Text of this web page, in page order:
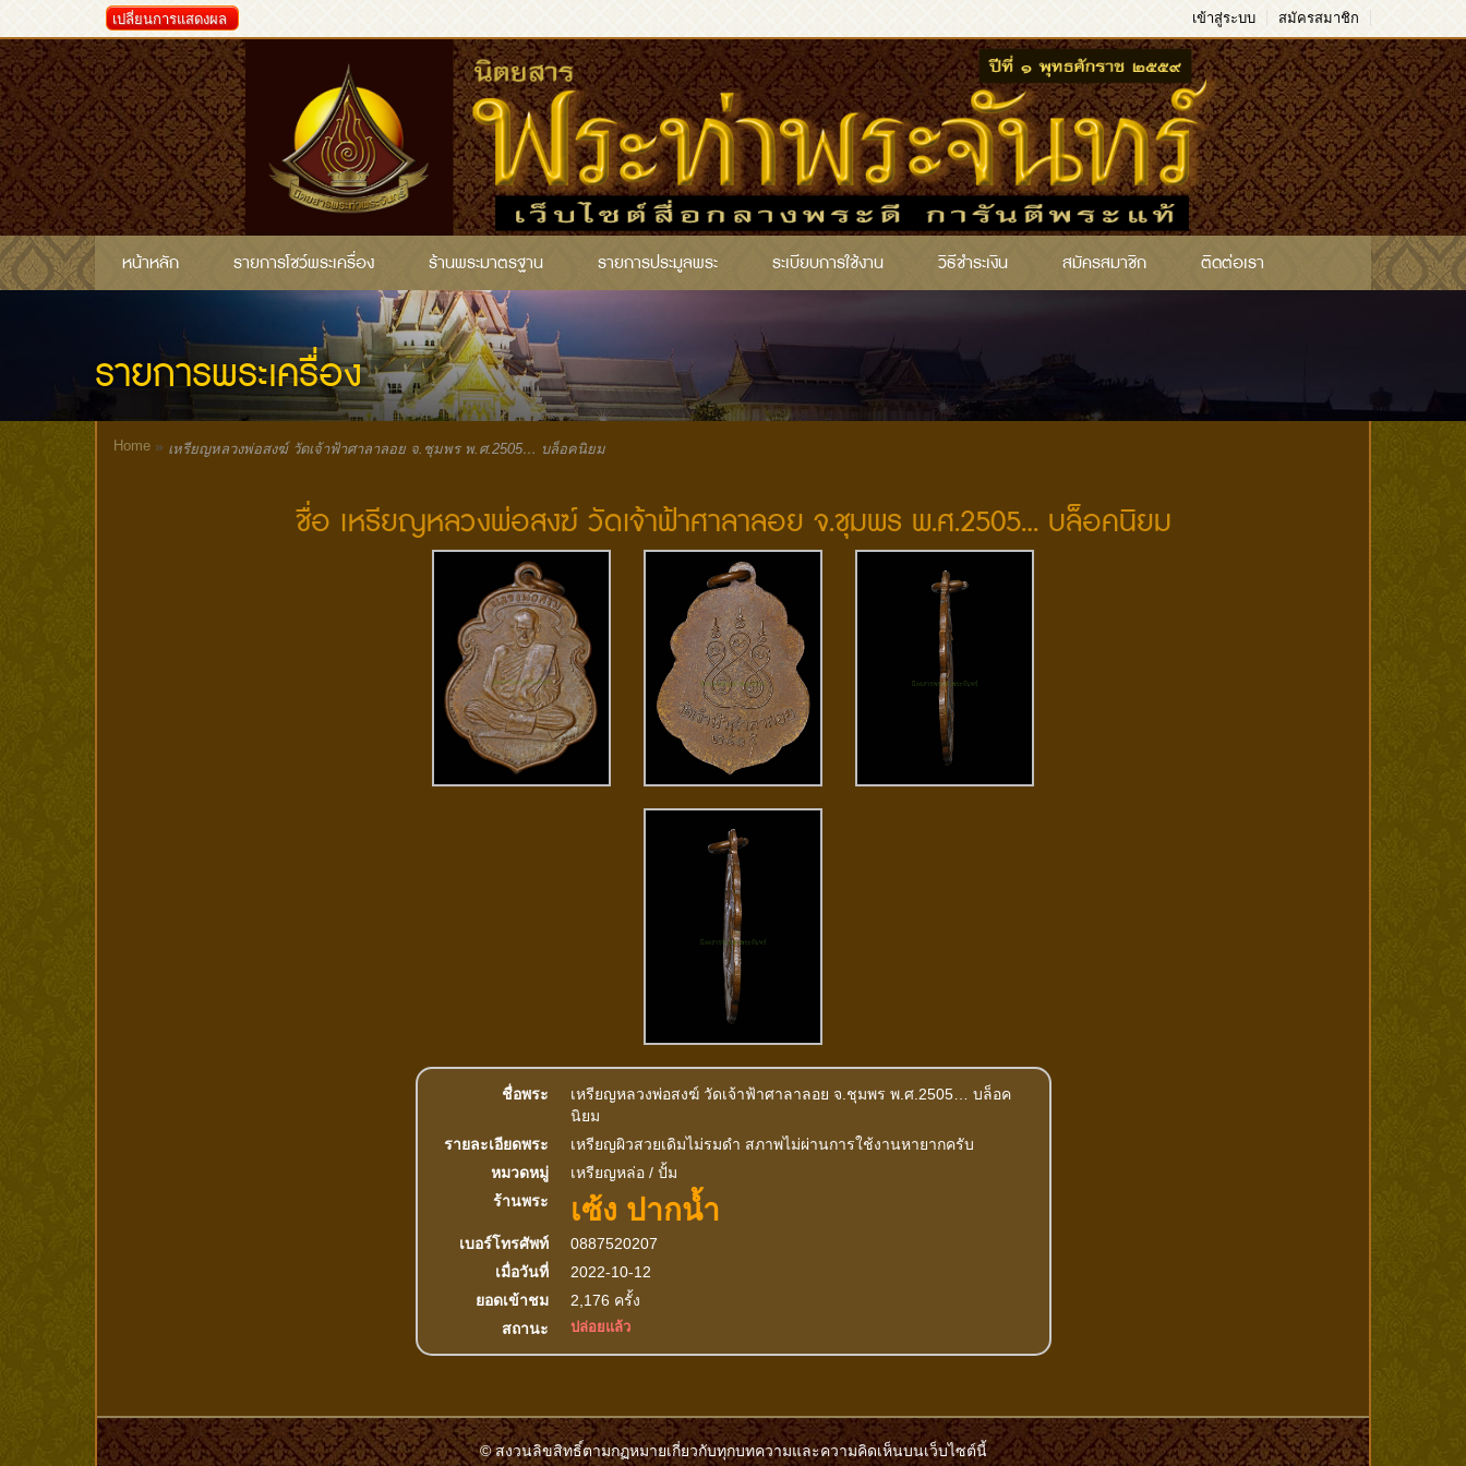
เปลี่ยนการแสดงผล เข้าสู่ระบบ สมัครสมาชิก
หน้าหลัก รายการโชว์พระเครื่อง ร้านพระมาตรฐาน รายการประมูลพระ ระเบียบการใช้งาน วิธีชำระเงิน สมัครสมาชิก ติดต่อเรา
รายการพระเครื่อง
Home » เหรียญหลวงพ่อสงฆ์ วัดเจ้าฟ้าศาลาลอย จ.ชุมพร พ.ศ.2505… บล็อคนิยม
ชื่อ เหรียญหลวงพ่อสงฆ์ วัดเจ้าฟ้าศาลาลอย จ.ชุมพร พ.ศ.2505… บล็อคนิยม
ชื่อพระ
เหรียญหลวงพ่อสงฆ์ วัดเจ้าฟ้าศาลาลอย จ.ชุมพร พ.ศ.2505… บล็อค
นิยม
รายละเอียดพระ
เหรียญผิวสวยเดิมไม่รมดำ สภาพไม่ผ่านการใช้งานหายากครับ
หมวดหมู่
เหรียญหล่อ / ปั้ม
ร้านพระ
เซ้ง ปากน้ำ
เบอร์โทรศัพท์
0887520207
เมื่อวันที่
2022-10-12
ยอดเข้าชม
2,176 ครั้ง
สถานะ
ปล่อยแล้ว
© สงวนลิขสิทธิ์ตามกฏหมายเกี่ยวกับทุกบทความและความคิดเห็นบนเว็บไซต์นี้